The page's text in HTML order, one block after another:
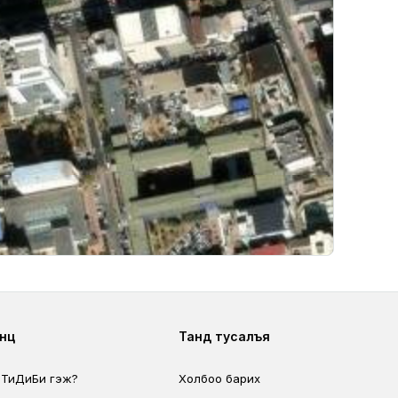
second
гэж?
Footer fourth
Танд тусалъя
Холбоо барих